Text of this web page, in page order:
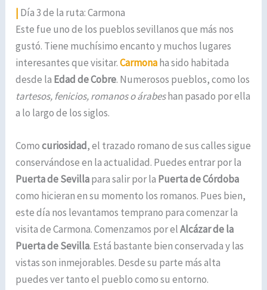
| Día 3 de la ruta: Carmona
Este fue uno de los pueblos sevillanos que más nos
gustó. Tiene muchísimo encanto y muchos lugares
interesantes que visitar.Carmonaha sido habitada
desde la Edad de Cobre. Numerosos pueblos, como los
tartesos, fenicios, romanos o árabeshan pasado por ella
a lo largo de los siglos.
Comocuriosidad, el trazado romano de sus calles sigue
conservándose en la actualidad. Puedes entrar por la
Puerta de Sevillapara salir por la Puerta de Córdoba
como hicieran en su momento los romanos. Pues bien,
este día nos levantamos temprano para comenzar la
visita de Carmona. Comenzamos por elAlcázar de la
Puerta de Sevilla. Está bastante bien conservada y las
vistas son inmejorables. Desde su parte más alta
puedes ver tanto el pueblo como su entorno.